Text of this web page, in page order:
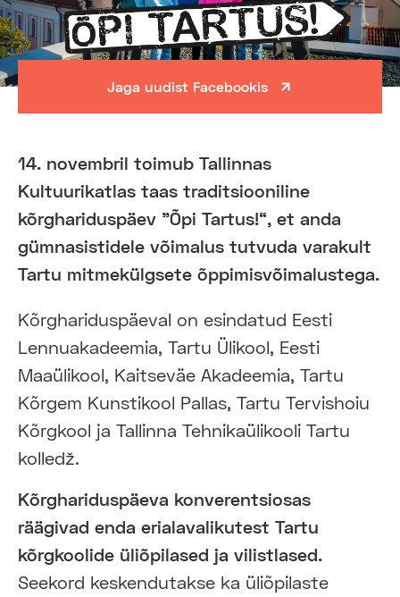
Jaga uudist Facebookis
14. novembril toimub Tallinnas
Kultuurikatlas taas traditsiooniline
kõrghariduspäev "Õpi Tartus!“, et anda
gümnasistidele võimalus tutvuda varakult
Tartu mitmekülgsete õppimisvõimalustega.
Kõrghariduspäeval on esindatud Eesti
Lennuakadeemia, Tartu Ülikool, Eesti
Maaülikool, Kaitseväe Akadeemia, Tartu
Kõrgem Kunstikool Pallas, Tartu Tervishoiu
Kõrgkool ja Tallinna Tehnikaülikooli Tartu
kolledž.
Kõrghariduspäeva konverentsiosas
räägivad enda erialavalikutest Tartu
kõrgkoolide üliõpilased ja vilistlased.
Seekord keskendutakse ka üliõpilaste